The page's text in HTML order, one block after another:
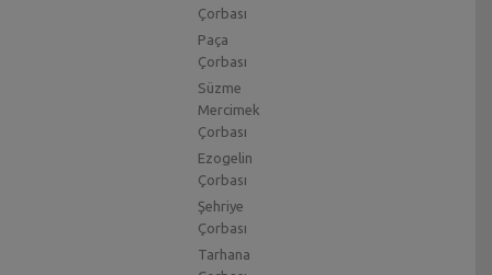
Çorbası
Paça
Çorbası
Süzme
Mercimek
Çorbası
Ezogelin
Çorbası
Şehriye
Çorbası
Tarhana